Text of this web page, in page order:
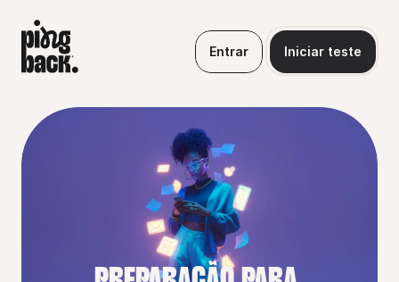
Entrar Iniciar teste